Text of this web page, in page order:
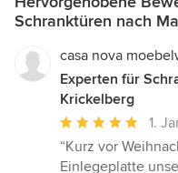
Schranktüren nach
casa nova
Experten für
Krickelberg
Durchschnittliche
Bewertung:
5
1.
“Kurz vor
Einlegeplatte